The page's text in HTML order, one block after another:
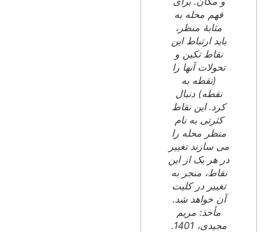
فهم محله به
مثابۀ منظر،
باید ارتباط این
نقاط تکین و
تحولات آنها را
(نقطه به
نقطه) دنبال
کرد. این نقاط
کثرتی به نام
منظر محله را
می سازند تغییر
در هر یک از این
نقاط، منجر به
تغییر در کلیت
آن خواهد شد.
مأخذ: مریم
مجیدی، 1401.